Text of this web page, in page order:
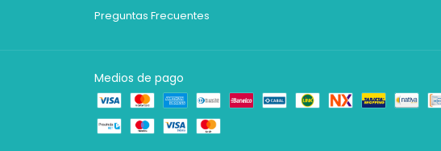
Preguntas Frecuentes
Medios de pago